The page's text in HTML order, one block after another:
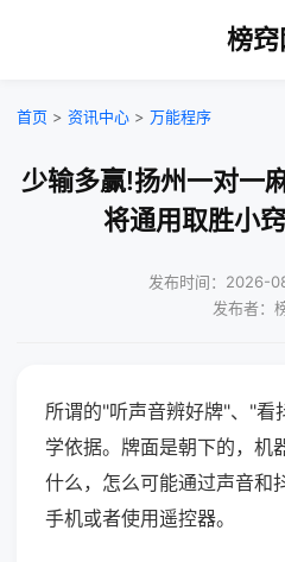
榜窍
首页 > 资讯中心 > 万能程序
少输多赢!扬州一对一
将通用取胜小
发布时间：2026-
发布者：
所谓的"听声音辨好牌"、"看
学依据。牌面是朝下的，机
什么，怎么可能通过声音和
手机或者使用遥控器。